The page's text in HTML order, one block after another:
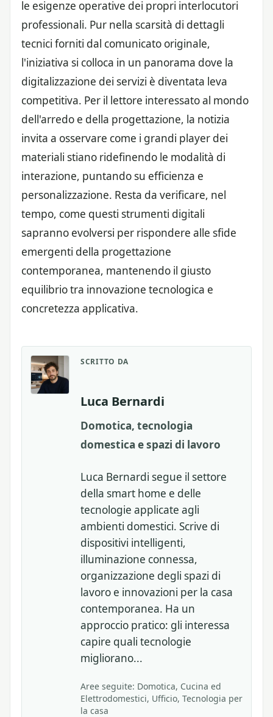
le esigenze operative dei propri interlocutori
professionali. Pur nella scarsità di dettagli
tecnici forniti dal comunicato originale,
l'iniziativa si colloca in un panorama dove la
digitalizzazione dei servizi è diventata leva
competitiva. Per il lettore interessato al mondo
dell'arredo e della progettazione, la notizia
invita a osservare come i grandi player dei
materiali stiano ridefinendo le modalità di
interazione, puntando su efficienza e
personalizzazione. Resta da verificare, nel
tempo, come questi strumenti digitali
sapranno evolversi per rispondere alle sfide
emergenti della progettazione
contemporanea, mantenendo il giusto
equilibrio tra innovazione tecnologica e
concretezza applicativa.
SCRITTO DA
Luca Bernardi
Domotica, tecnologia
domestica e spazi di lavoro
Luca Bernardi segue il settore
della smart home e delle
tecnologie applicate agli
ambienti domestici. Scrive di
dispositivi intelligenti,
illuminazione connessa,
organizzazione degli spazi di
lavoro e innovazioni per la casa
contemporanea. Ha un
approccio pratico: gli interessa
capire quali tecnologie
migliorano...
Aree seguite: Domotica, Cucina ed
Elettrodomestici, Ufficio, Tecnologia per
la casa